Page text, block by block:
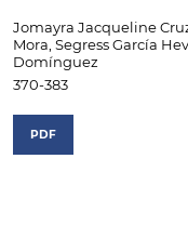
Jomayra Jacqueline
Mora, Segress García
Domínguez
370-383
PDF